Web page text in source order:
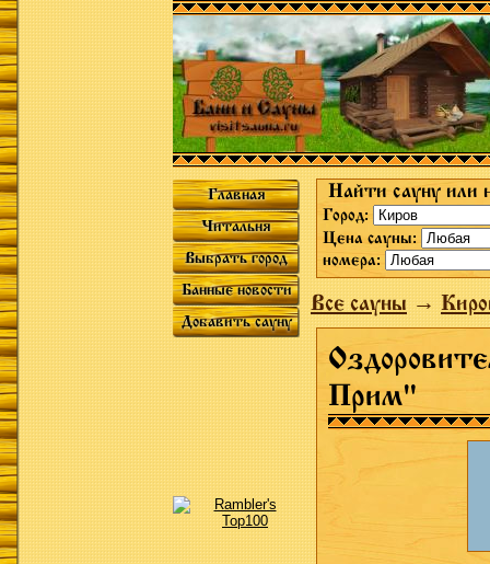
Главная
Читальня
Выбрать город
Банные новости
Добавить сауну
Найти сауну или
Город:
Цена сауны:
номера:
Все сауны→
Прим"